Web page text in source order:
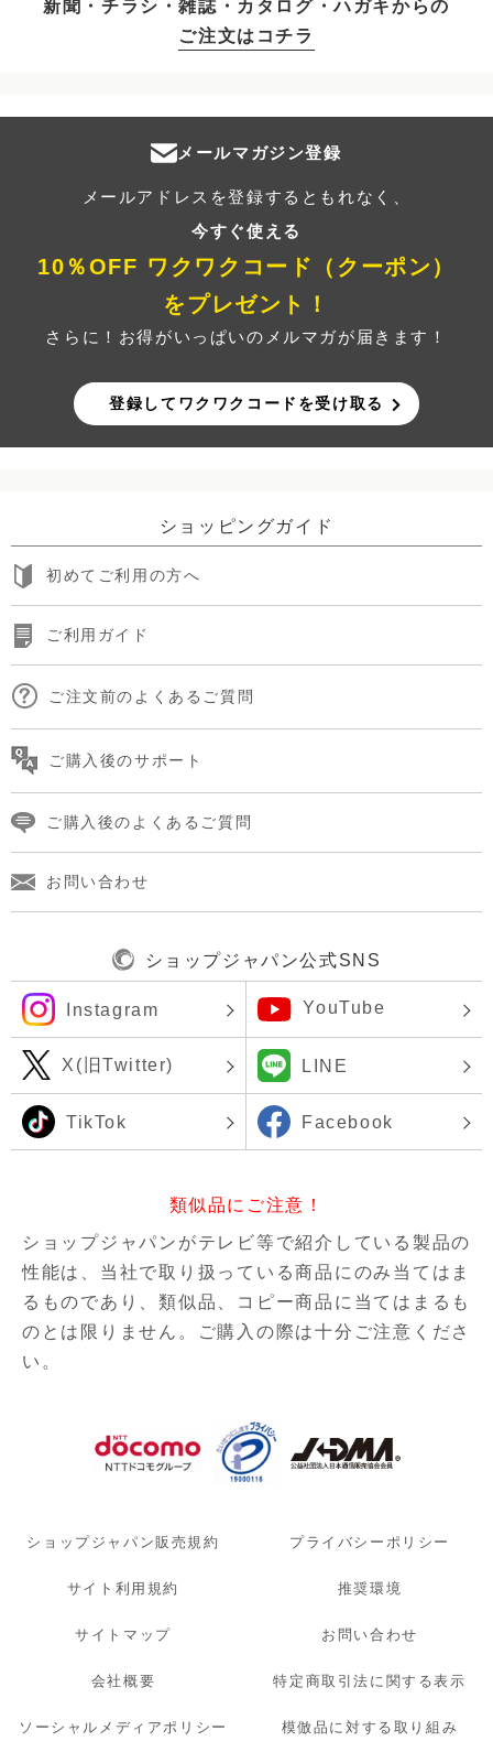
新聞・チラシ・雑誌・カタログ・ハガキからの
ご注文はコチラ
メールマガジン登録
メールアドレスを登録するともれなく、
今すぐ使える
10％OFF ワクワクコード（クーポン）
をプレゼント！
さらに！お得がいっぱいのメルマガが届きます！
登録してワクワクコードを受け取る
ショッピングガイド
初めてご利用の方へ
ご利用ガイド
ご注文前のよくあるご質問
ご購入後のサポート
ご購入後のよくあるご質問
お問い合わせ
ショップジャパン公式SNS
Instagram YouTube
X(旧Twitter) LINE
TikTok Facebook
類似品にご注意！
ショップジャパンがテレビ等で紹介している製品の
性能は、当社で取り扱っている商品にのみ当てはま
るものであり、類似品、コピー商品に当てはまるも
のとは限りません。ご購入の際は十分ご注意くださ
い。
ショップジャパン販売規約 プライバシーポリシー
サイト利用規約 推奨環境
サイトマップ お問い合わせ
会社概要 特定商取引法に関する表示
ソーシャルメディアポリシー 模倣品に対する取り組み